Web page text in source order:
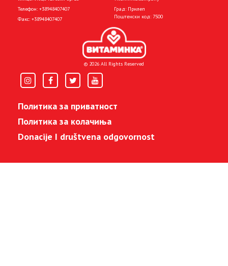
Телефон: +38948407407
Факс: +38948407407
Град: Прилеп
Поштенски код: 7500
© 2026 All Rights Reserved
Политика за приватност
Политика за колачиња
Donacije I društvena odgovornost